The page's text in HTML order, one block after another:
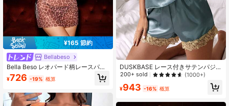
¥165 節約
Bellabeso
Bella Beso レオパード柄レースパッ
チワーク セクシーランジェリー 2枚
セット、快適なスパゲッティストラ
ドレス レディース
¥726 -19% 概算
DUSKBASE レース付きサテンパジャ
マセット
200+ sold (1000+)
¥943 -16% 概算